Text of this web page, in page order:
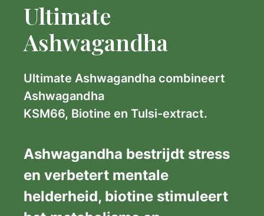
Ultimate
Ashwagandha
Ultimate Ashwagandha combineert
Ashwagandha
KSM66, Biotine en Tulsi-extract.
Ashwagandha bestrijdt stress
en verbetert mentale
helderheid, biotine stimuleert